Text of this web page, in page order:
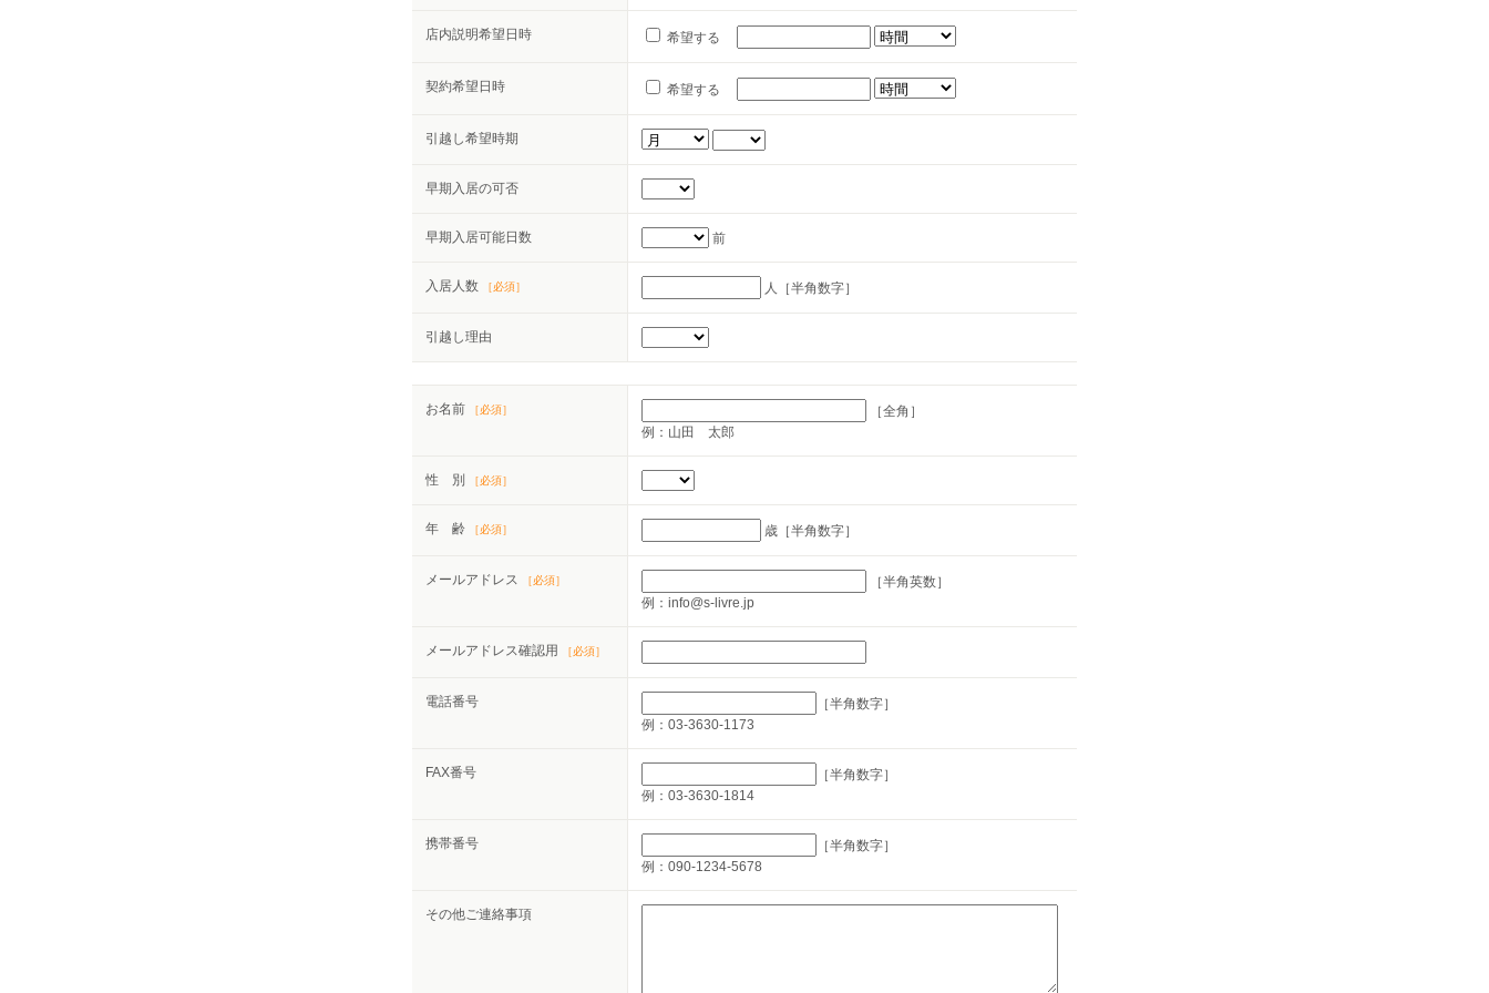
店内説明希望日時 希望する
契約希望日時 希望する
引越し希望時期
早期入居の可否
早期入居可能日数 前
入居人数 ［必須］ 人［半角数字］
引越し理由
お名前 ［必須］
［全角］
例：山田 太郎
性 別 ［必須］
年 齢 ［必須］ 歳［半角数字］
メールアドレス ［必須］
［半角英数］
例：info@s-livre.jp
メールアドレス確認用 ［必須］
電話番号
［半角数字］
例：03-3630-1173
FAX番号
［半角数字］
例：03-3630-1814
携帯番号
［半角数字］
例：090-1234-5678
その他ご連絡事項